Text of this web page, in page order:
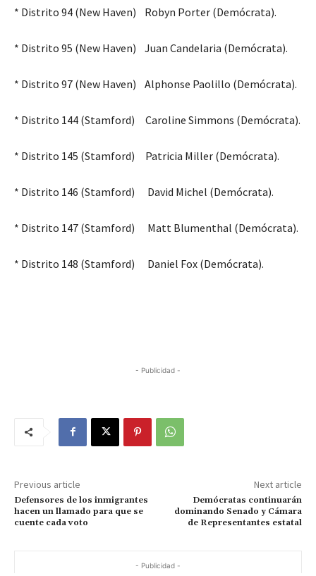
* Distrito 94 (New Haven) Robyn Porter (Demócrata).
* Distrito 95 (New Haven) Juan Candelaria (Demócrata).
* Distrito 97 (New Haven) Alphonse Paolillo (Demócrata).
* Distrito 144 (Stamford) Caroline Simmons (Demócrata).
* Distrito 145 (Stamford) Patricia Miller (Demócrata).
* Distrito 146 (Stamford) David Michel (Demócrata).
* Distrito 147 (Stamford) Matt Blumenthal (Demócrata).
* Distrito 148 (Stamford) Daniel Fox (Demócrata).
- Publicidad -
Previous article
Defensores de los inmigrantes
hacen un llamado para que se
cuente cada voto
Next article
Demócratas continuarán
dominando Senado y Cámara
de Representantes estatal
- Publicidad -